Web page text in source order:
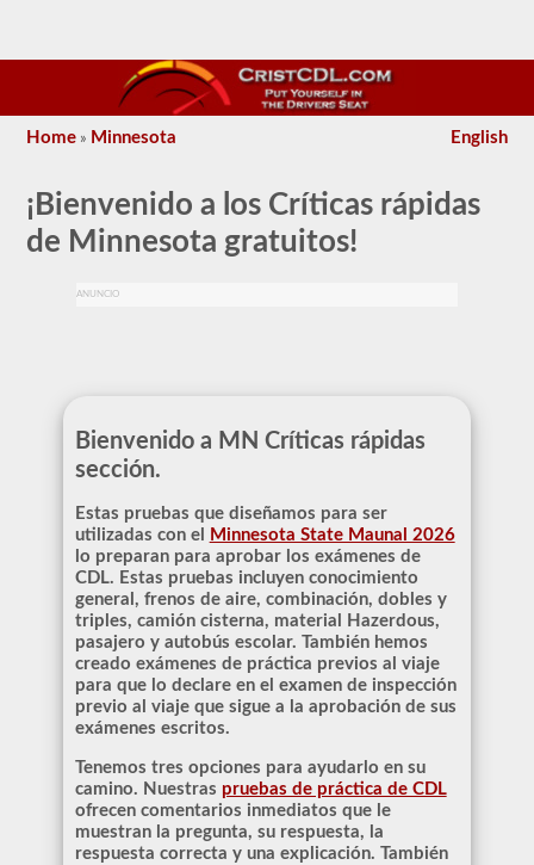
Home » Minnesota English
¡Bienvenido a los Críticas rápidas
de Minnesota gratuitos!
ANUNCIO
Bienvenido a MN Críticas rápidas
sección.
Estas pruebas que diseñamos para ser
utilizadas con el
Minnesota State Maunal 2026
lo preparan para aprobar los exámenes de
CDL. Estas pruebas incluyen conocimiento
general, frenos de aire, combinación, dobles y
triples, camión cisterna, material Hazerdous,
pasajero y autobús escolar. También hemos
creado exámenes de práctica previos al viaje
para que lo declare en el examen de inspección
previo al viaje que sigue a la aprobación de sus
exámenes escritos.
Tenemos tres opciones para ayudarlo en su
camino. Nuestras pruebas de práctica de CDL
ofrecen comentarios inmediatos que le
muestran la pregunta, su respuesta, la
respuesta correcta y una explicación. También